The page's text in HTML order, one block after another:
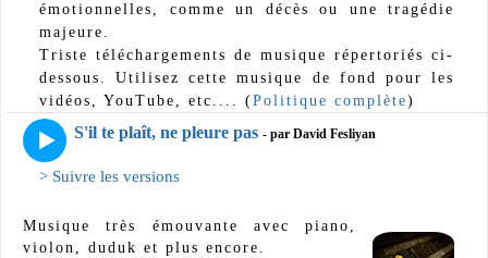
émotionnelles, comme un décès ou une tragédie
majeure.
Triste téléchargements de musique répertoriés ci-
dessous. Utilisez cette musique de fond pour les
vidéos, YouTube, etc.... (Politique complète)
S'il te plaît, ne pleure pas - par David Fesliyan
> Suivre les versions
Musique très émouvante avec piano,
violon, duduk et plus encore.